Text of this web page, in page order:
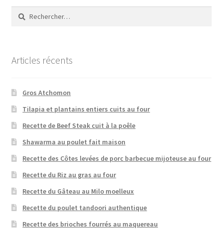
Rechercher :
Articles récents
Gros Atchomon
Tilapia et plantains entiers cuits au four
Recette de Beef Steak cuit à la poêle
Shawarma au poulet fait maison
Recette des Côtes levées de porc barbecue mijoteuse au four
Recette du Riz au gras au four
Recette du Gâteau au Milo moelleux
Recette du poulet tandoori authentique
Recette des brioches fourrés au maquereau